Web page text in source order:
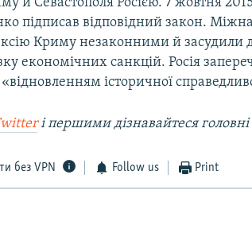
й Севастополя Росією. 7 жовтня
підписав відповідний закон.
Криму незаконними й засудили
економічних санкцій. Росія
історичної
і першими дізнавайтеся
без VPN Follow us Print